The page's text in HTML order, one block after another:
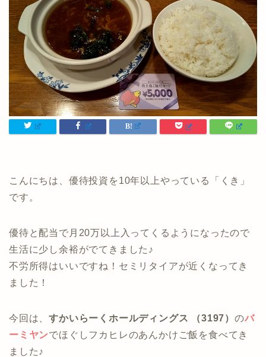
こんにちは、優待投資を10年以上やっている「くき」
です。
優待と配当で月20万以上入ってくるようになったので
生活に少し余裕がでてきました♪
不労所得はいいですね！セミリタイアが近くなってき
ました！
今回は、すかいらーくホールディングス （3197）のバ
ーミヤンでほぐしフカヒレのあんかけご飯を食べてき
ました♪